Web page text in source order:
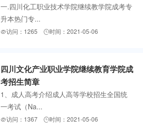
一.四川化工职业技术学院继续教学院成考专
升本热门专...
访问：1265 时间：2021-05-06
四川文化产业职业学院继续教育学院成
考招生简章
1、成人高考介绍成人高等学校招生全国统
一考试（Na...
访问：1367 时间：2021-05-06